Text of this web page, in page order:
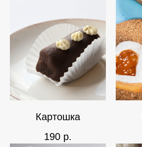
Картошка
190 р.